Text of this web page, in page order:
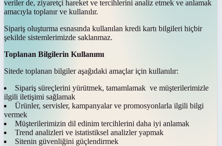
veriler de, ziyaretçi hareket ve tercihlerini analiz etmek ve anlamak
amacıyla toplanır ve kullanılır.
Sipariş oluşturma esnasında kullanılan kredi kartı bilgileri hiçbir
şekilde sistemlerimizde saklanmaz.
Toplanan Bilgilerin Kullanımı
Sitede toplanan bilgiler aşağıdaki amaçlar için kullanılır:
Sipariş süreçlerini yürütmek, tamamlamak ve müşterilerimizle
ilgili iletişimi sağlamak
Ürünler, servisler, kampanyalar ve promosyonlarla ilgili bilgi
vermek
Müşterilerimizin dil edinim tercihlerini daha iyi anlamak
Trend analizleri ve istatistiksel analizler yapmak
Sitenin güvenliğini güçlendirmek